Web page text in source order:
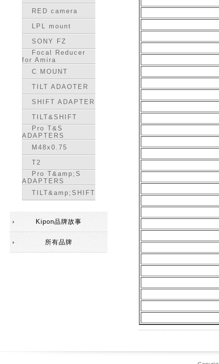
RED camera
LPL mount
SONY FZ
Focal Reducer
for Amira
C MOUNT
TILT ADAOTER
SHIFT ADAPTER
TILT&SHIFT
Pro T&S
ADAPTERS
M48x0.75
T2
Pro T&amp;S
ADAPTERS
TILT&amp;SHIFT
Kipon品牌故事
所有品牌